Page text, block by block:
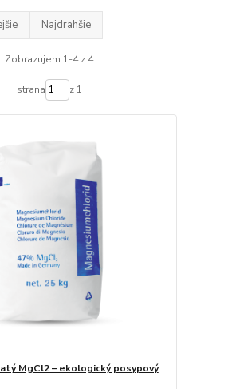
Najdrahšie
Zobrazujem 1-4 z 4
strana z 1
MgCl2 – ekologický posypový